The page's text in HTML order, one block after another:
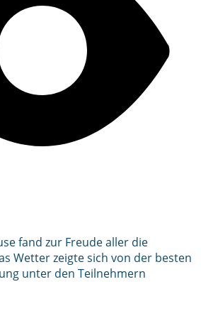
fand zur Freude aller die
Wetter zeigte sich von der besten
unter den Teilnehmern